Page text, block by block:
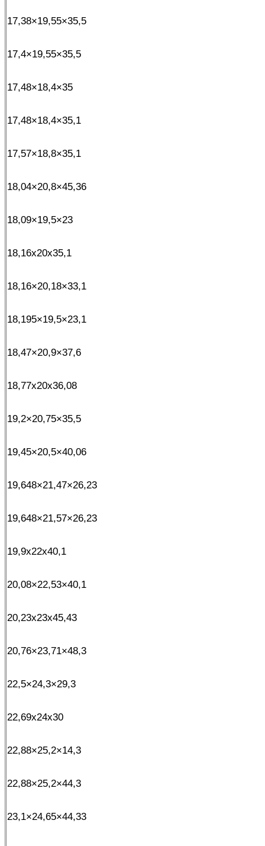
17,38×19,55×35,5
17,4×19,55×35,5
17,48×18,4×35
17,48×18,4×35,1
17,57×18,8×35,1
18,04×20,8×45,36
18,09×19,5×23
18,16x20x35,1
18,16×20,18×33,1
18,195×19,5×23,1
18,47×20,9×37,6
18,77x20x36,08
19,2×20,75×35,5
19,45×20,5×40,06
19,648×21,47×26,23
19,648×21,57×26,23
19,9x22x40,1
20,08×22,53×40,1
20,23x23x45,43
20,76×23,71×48,3
22,5×24,3×29,3
22,69x24x30
22,88×25,2×14,3
22,88×25,2×44,3
23,1×24,65×44,33